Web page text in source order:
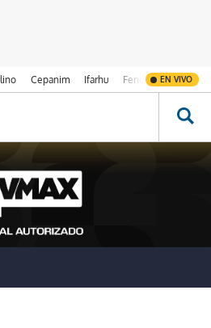
Cepanim Ifarhu Fenómeno de El
EN VIVO